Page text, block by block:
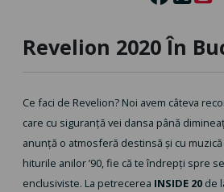
Revelion 2020 În
Ce faci de Revelion? Noi avem câteva
care cu siguranță vei dansa până
anunță o atmosferă destinsă și cu
hiturile anilor ’90, fie că te îndrepți spre
enclusiviste. La petrecerea INSIDE 20 de